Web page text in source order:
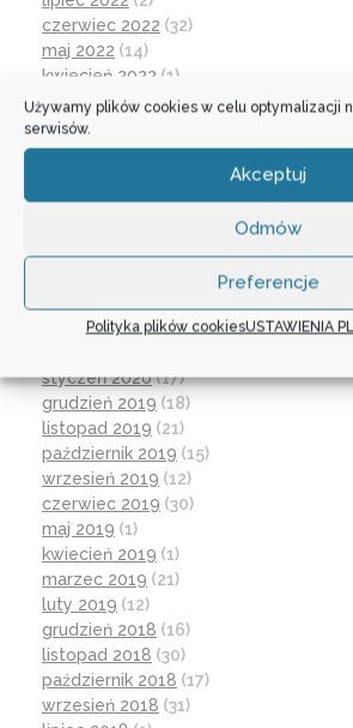
Używamy plików cookies w celu optymalizacji
serwisów.
Akceptuj
Odmów
Preferencje
Polityka plików cookiesUSTAWIENIA
czerwiec 2022 (32)
maj 2022 (14)
kwiecień 2022 (1)
marzec 2022(16)
październik 2021
wrzesień 2021(28)
lipiec 2021(2)
wrzesień 2020(23)
kwiecień 2020(1)
styczeń 2020(17)
grudzień 2019 (18)
listopad 2019 (21)
październik 2019 (15)
wrzesień 2019 (12)
czerwiec 2019 (30)
maj 2019 (1)
kwiecień 2019 (1)
marzec 2019 (21)
luty 2019 (12)
grudzień 2018 (16)
listopad 2018 (30)
październik 2018 (17)
wrzesień 2018 (31)